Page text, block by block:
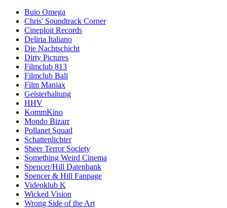
Buio Omega
Chris' Soundtrack Corner
Cineploit Records
Deliria Italiano
Die Nachtschicht
Dirty Pictures
Filmclub 813
Filmclub Bali
Film Maniax
Geisterhaltung
HHV
KommKino
Mondo Bizarr
Pollanet Squad
Schattenlichter
Sheer Terror Society
Something Weird Cinema
Spencer/Hill Datenbank
Spencer & Hill Fanpage
Videoklub K
Wicked Vision
Wrong Side of the Art